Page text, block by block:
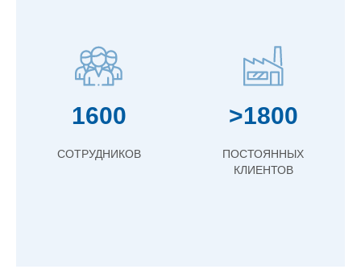
1600
СОТРУДНИКОВ
>1800
ПОСТОЯННЫХ
КЛИЕНТОВ